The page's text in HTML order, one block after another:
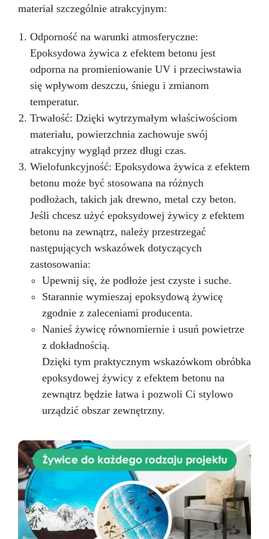
Wzbogać naturalne piękno swoich projektów
Będziesz zadowolony z efektów. Otrzymasz ten
produkt w ciągu 7-10 dni roboczych.
mydeł ręcznie robionych, kremów i świec
przedmioty i akcesoria kuchenne Sposób
użycia: Przygotowanie: Wymieszać 10 części
części A z 1 częścią części B (wagowo).
Mieszać do uzyskania jednorodnej masy.
Odlewanie: Wlewać z jednego punktu dla
równomiernego rozprowadzenia. Dla
najlepszych efektów użyć komory próżniowej.
Utwardzanie: Pozostawić do utwardzenia na 7–
9 godzin w temperaturze pokojowej. Możliwe
przyspieszenie w piecu do 40°C. Czyszczenie
formy: Przed pierwszym użyciem z żywnością
umyć ciepłą wodą z delikatnym detergentem.
Dlaczego warto wybrać Silfood?
Bezpieczny
i certyfikowany: Idealny dla profesjonalistów
branży spożywczej i kosmetycznej.
Wysoka
odporność: Sprawdza się w każdych warunkach
temperaturowych.
Maksymalna precyzja:
Doskonale odwzorowuje nawet najbardziej
złożone detale.
do perfekcyjnych form!
materiał szczególnie atrakcyjnym:
Odporność na warunki atmosferyczne:
Epoksydowa żywica z efektem betonu jest
odporna na promieniowanie UV i przeciwstawia
się wpływom deszczu, śniegu i zmianom
temperatur.
Trwałość: Dzięki wytrzymałym właściwościom
materiału, powierzchnia zachowuje swój
atrakcyjny wygląd przez długi czas.
Wielofunkcyjność: Epoksydowa żywica z efektem
betonu może być stosowana na różnych
podłożach, takich jak drewno, metal czy beton.
Jeśli chcesz użyć epoksydowej żywicy z efektem
betonu na zewnątrz, należy przestrzegać
następujących wskazówek dotyczących
zastosowania:
Upewnij się, że podłoże jest czyste i suche.
Starannie wymieszaj epoksydową żywicę
zgodnie z zaleceniami producenta.
Nanieś żywicę równomiernie i usuń powietrze
z dokładnością.
Dzięki tym praktycznym wskazówkom obróbka
epoksydowej żywicy z efektem betonu na
zewnątrz będzie łatwa i pozwoli Ci stylowo
urządzić obszar zewnętrzny.